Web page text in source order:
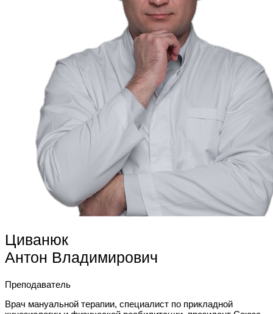
Циванюк
Антон Владимирович
Преподаватель
Врач мануальной терапии, специалист по прикладной